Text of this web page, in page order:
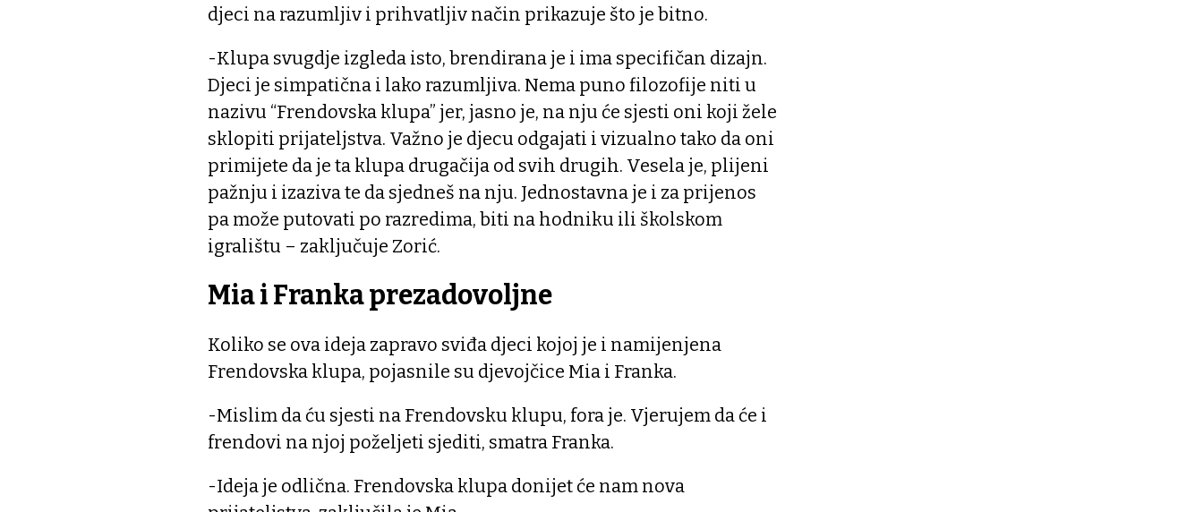
djeci na razumljiv i prihvatljiv način prikazuje što je bitno.
-Klupa svugdje izgleda isto, brendirana je i ima specifičan dizajn.
Djeci je simpatična i lako razumljiva. Nema puno filozofije niti u
nazivu “Frendovska klupa” jer, jasno je, na nju će sjesti oni koji žele
sklopiti prijateljstva. Važno je djecu odgajati i vizualno tako da oni
primijete da je ta klupa drugačija od svih drugih. Vesela je, plijeni
pažnju i izaziva te da sjedneš na nju. Jednostavna je i za prijenos
pa može putovati po razredima, biti na hodniku ili školskom
igralištu – zaključuje Zorić.
Mia i Franka prezadovoljne
Koliko se ova ideja zapravo sviđa djeci kojoj je i namijenjena
Frendovska klupa, pojasnile su djevojčice Mia i Franka.
-Mislim da ću sjesti na Frendovsku klupu, fora je. Vjerujem da će i
frendovi na njoj poželjeti sjediti, smatra Franka.
-Ideja je odlična. Frendovska klupa donijet će nam nova